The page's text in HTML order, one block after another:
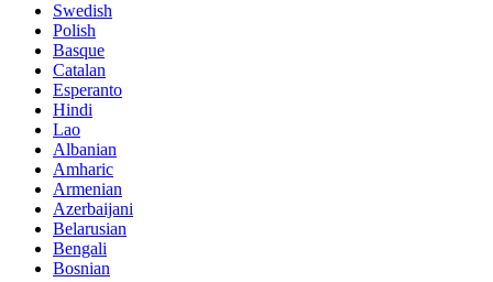
Swedish
Polish
Basque
Catalan
Esperanto
Hindi
Lao
Albanian
Amharic
Armenian
Azerbaijani
Belarusian
Bengali
Bosnian